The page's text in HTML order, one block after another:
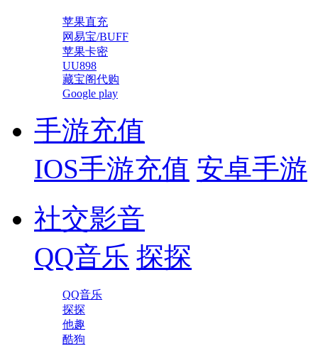
苹果直充
网易宝/BUFF
苹果卡密
UU898
藏宝阁代购
Google play
手游充值
IOS手游充值 安卓手游
社交影音
QQ音乐 探探
QQ音乐
探探
他趣
酷狗